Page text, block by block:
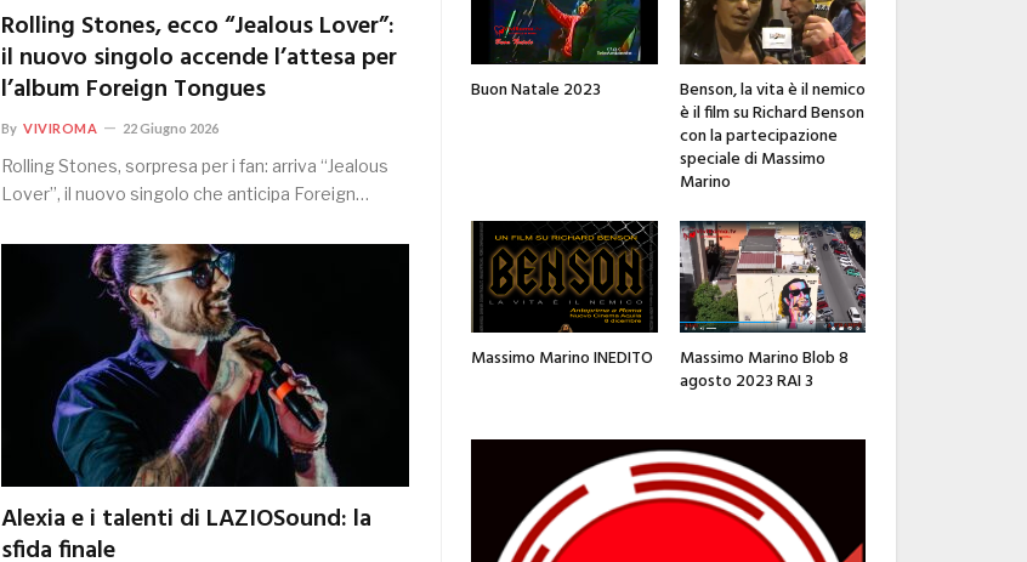
Rolling Stones, ecco “Jealous Lover”:
il nuovo singolo accende l’attesa per
l’album Foreign Tongues
By VIVIROMA 22 Giugno 2026
Rolling Stones, sorpresa per i fan: arriva “Jealous
Lover”, il nuovo singolo che anticipa Foreign…
Alexia e i talenti di LAZIOSound: la
sfida finale
Buon Natale 2023
Benson, la vita è il nemico
è il film su Richard Benson
con la partecipazione
speciale di Massimo
Marino
Massimo Marino INEDITO
Massimo Marino Blob 8
agosto 2023 RAI 3